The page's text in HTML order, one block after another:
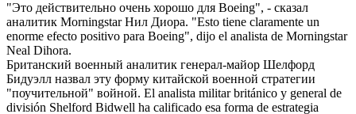
"Это действительно очень хорошо для Boeing", - сказал
аналитик Morningstar Нил Диора. "Esto tiene claramente un
enorme efecto positivo para Boeing", dijo el analista de Morningstar
Neal Dihora.
Британский военный аналитик генерал-майор Шелфорд
Бидуэлл назвал эту форму китайской военной стратегии
"поучительной" войной. El analista militar británico y general de
división Shelford Bidwell ha calificado esa forma de estrategia